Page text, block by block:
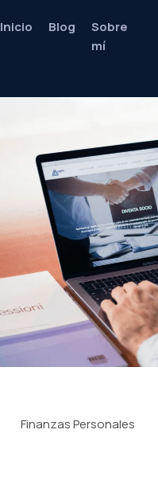
Inicio Blog
Sobre
mí
Finanzas Personales